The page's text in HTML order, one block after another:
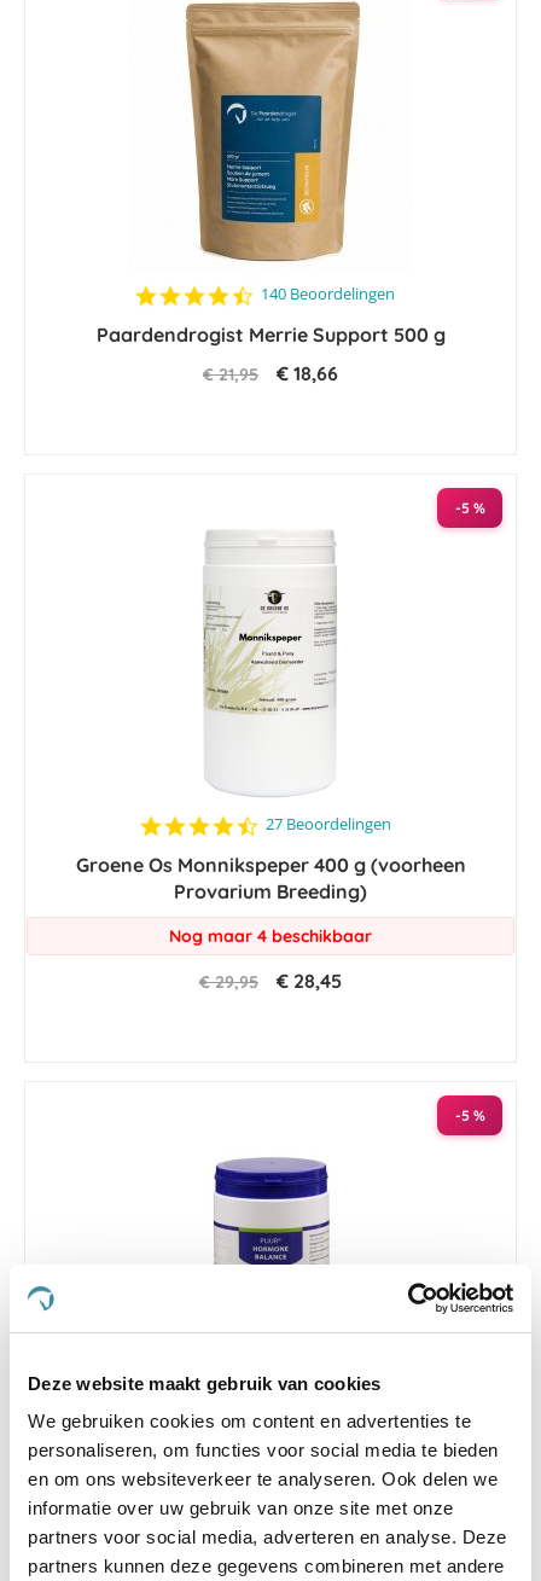
Deze website maakt gebruik van cookies
We gebruiken cookies om content en advertenties te
personaliseren, om functies voor social media te bieden
en om ons websiteverkeer te analyseren. Ook delen we
informatie over uw gebruik van onze site met onze
partners voor social media, adverteren en analyse. Deze
partners kunnen deze gegevens combineren met andere
4.3
rating
140 Beoordelingen
Paardendrogist Merrie Support 500 g
€ 21,95 € 18,66
-5 %
4.7
rating
27 Beoordelingen
Groene Os Monnikspeper 400 g (voorheen
Provarium Breeding)
Nog maar 4 beschikbaar
€ 29,95 € 28,45
-5 %
4.5
star
rating
22 Beoordelingen
Puur Hormone Balance Paard 420 g
Nog maar 1 beschikbaar
€ 32,49 € 30,87